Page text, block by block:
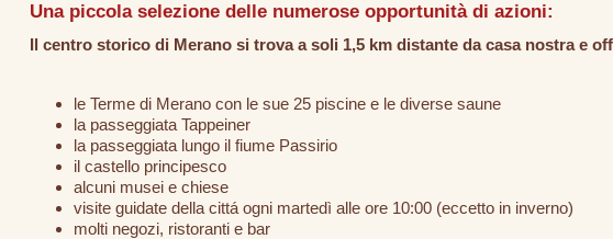
Una piccola selezione delle numerose opportunità di azioni:
Il centro storico di Merano si trova a soli 1,5 km distante da casa nostra e
le Terme di Merano con le sue 25 piscine e le diverse saune
la passeggiata Tappeiner
la passeggiata lungo il fiume Passirio
il castello principesco
alcuni musei e chiese
visite guidate della cittá ogni martedì alle ore 10:00 (eccetto in inverno)
molti negozi, ristoranti e bar